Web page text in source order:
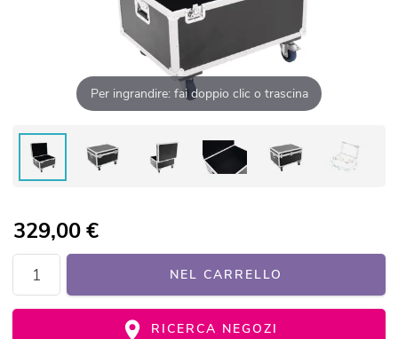
Per ingrandire: fai doppio clic o trascina
329,00€
NEL CARRELLO
RICERCA NEGOZI